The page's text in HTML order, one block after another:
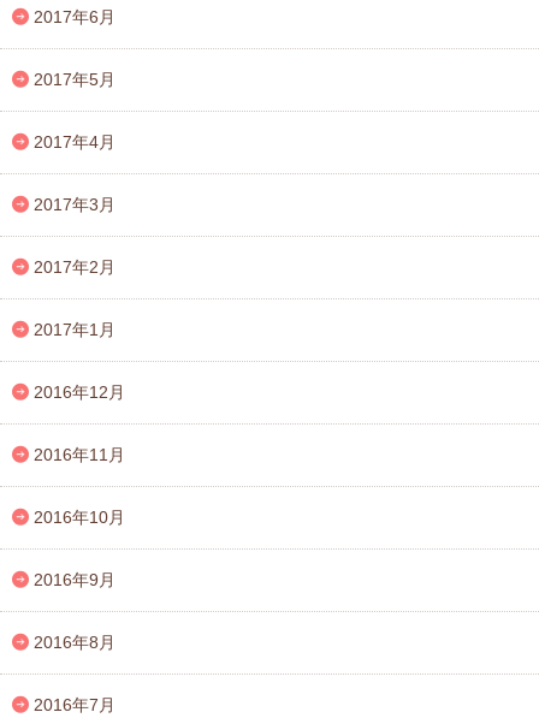
2017年6月
2017年5月
2017年4月
2017年3月
2017年2月
2017年1月
2016年12月
2016年11月
2016年10月
2016年9月
2016年8月
2016年7月